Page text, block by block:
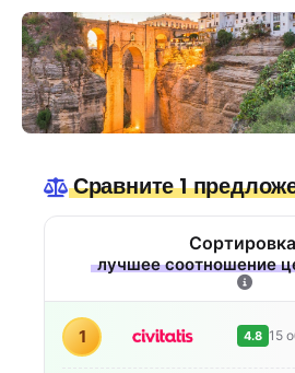
Сравните 1
лучшее соотношение
1 4.8 15